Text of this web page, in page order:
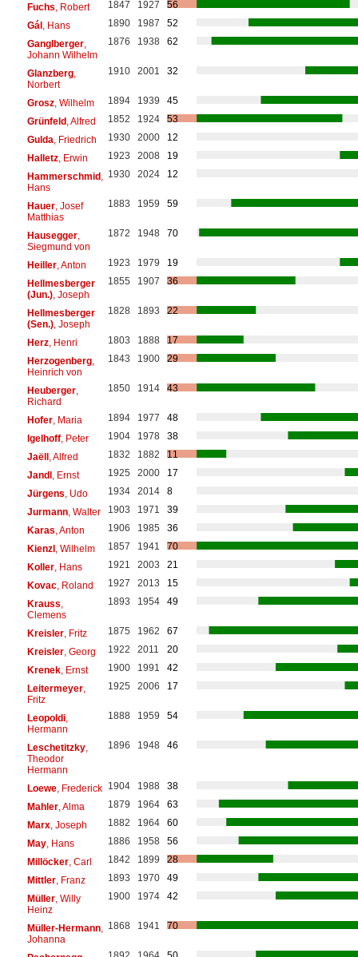
Fuchs , Robert 1847 1927
56
Gál, Hans 1890 1987
52
Ganglberger,
Johann Wilhelm
1876 1938 62
Glanzberg,
Norbert
1910 2001 32
Grosz, Wilhelm 1894 1939
45
Grünfeld, Alfred 1852 1924
53
Gulda , Friedrich 1930 2000
12
Halletz, Erwin 1923 2008
19
Hammerschmid,
Hans
1930 2024 12
Hauer, Josef
Matthias
1883 1959 59
Hausegger,
Siegmund von
1872 1948 70
Heiller, Anton 1923 1979
19
Hellmesberger
(Jun.), Joseph
1855 1907 36
Hellmesberger
(Sen.), Joseph
1828 1893 22
Herz, Henri 1803 1888
17
Herzogenberg,
Heinrich von
1843 1900 29
Heuberger,
Richard
1850 1914 43
Hofer, Maria 1894 1977
48
Igelhoff, Peter 1904 1978
38
Jaëll, Alfred 1832 1882
11
Jandl, Ernst 1925 2000
17
Jürgens , Udo 1934 2014
8
Jurmann, Walter 1903 1971
39
Karas , Anton 1906 1985
36
Kienzl, Wilhelm 1857 1941
70
Koller, Hans 1921 2003
21
Kovac, Roland 1927 2013
15
Krauss
Clemens
1893 1954 49
Kreisler, Fritz 1875 1962
67
Kreisler, Georg 1922 2011
20
Krenek, Ernst 1900 1991
42
Leitermeyer,
Fritz
1925 2006 17
Leopoldi,
Hermann
1888 1959 54
Leschetitzky,
Theodor
Hermann
1896 1948 46
Loewe, Frederick 1904 1988
38
Mahler, Alma 1879 1964
63
Marx, Joseph 1882 1964
60
May, Hans 1886 1958
56
Millöcker, Carl 1842 1899
28
Mittler, Franz 1893 1970
49
Müller, Willy
Heinz
1900 1974 42
Müller-Hermann,
Johanna
1868 1941 70